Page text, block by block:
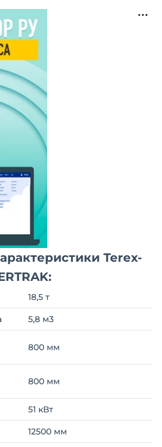
Terex-
18,5 т
5,8 м3
800 мм
800 мм
51 кВт
12500 мм